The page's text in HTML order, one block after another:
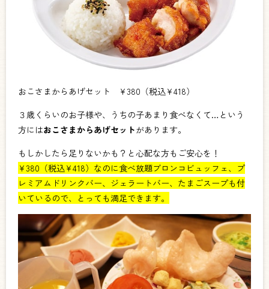
おこさまからあげセット ¥380（税込¥418）
３歳くらいのお子様や、うちの子あまり食べなくて…という
方にはおこさまからあげセットがあります。
もしかしたら足りないかも？と心配な方もご安心を！
¥380（税込¥418）なのに食べ放題ブロンコビュッフェ、プ
レミアムドリンクバー、ジェラートバー、たまごスープも付
いているので、とっても満足できます。